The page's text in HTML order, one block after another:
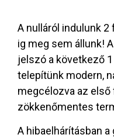
A nulláról indulunk
ig meg sem állunk!
jelszó a következő
telepítünk modern,
megcélozva az
zökkenőmentes
A hibaelhárításban